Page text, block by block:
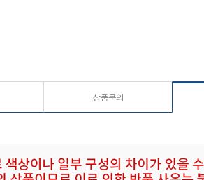
상품문의